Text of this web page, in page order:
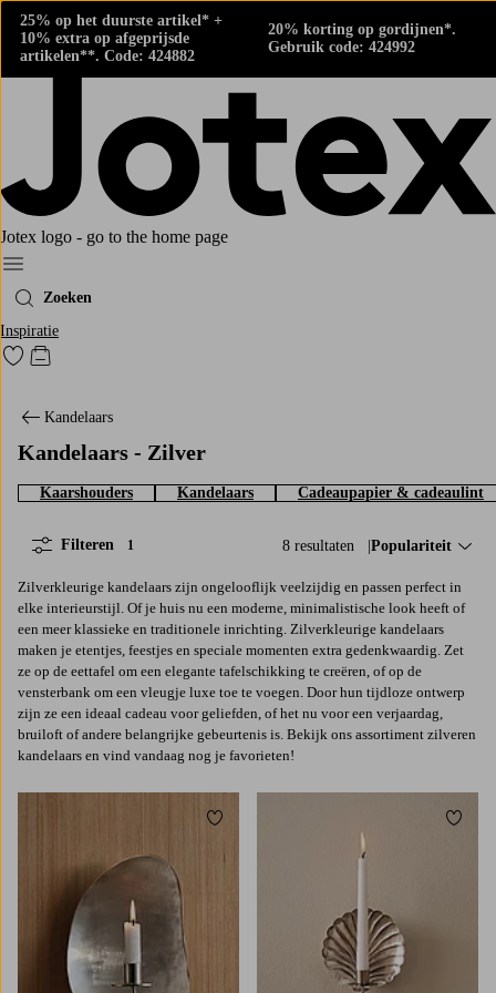
25% op het duurste artikel* +
10% extra op afgeprijsde
artikelen**. Code: 424882
20% korting op gordijnen*.
Gebruik code: 424992
Jotex logo - go to the home page
Menu
Zoeken
Inspiratie
Ga naar favoriet gemarkeerde producten
Go to checkout
Kandelaars
Kandelaars - Zilver
Kaarshouders Kandelaars Cadeaupapier & cadeaulint
8 resultaten Sorteer op:
Populariteit
Filteren 1
Zilverkleurige kandelaars zijn ongelooflijk veelzijdig en passen perfect in
elke interieurstijl. Of je huis nu een moderne, minimalistische look heeft of
een meer klassieke en traditionele inrichting. Zilverkleurige kandelaars
maken je etentjes, feestjes en speciale momenten extra gedenkwaardig. Zet
ze op de eettafel om een elegante tafelschikking te creëren, of op de
vensterbank om een vleugje luxe toe te voegen. Door hun tijdloze ontwerp
zijn ze een ideaal cadeau voor geliefden, of het nu voor een verjaardag,
bruiloft of andere belangrijke gebeurtenis is. Bekijk ons assortiment zilveren
kandelaars en vind vandaag nog je favorieten!
Toevoegen aan favorieten